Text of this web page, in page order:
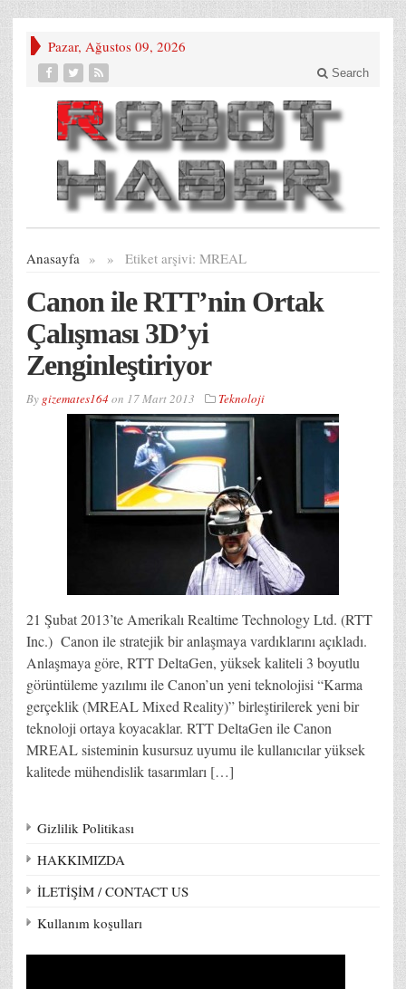
Pazar, Ağustos 09, 2026
Search
Anasayfa » Etiket arşivi:
» MREAL
Canon ile RTT’nin Ortak
Çalışması 3D’yi
Zenginleştiriyor
By gizemates164 on 17 Mart 2013 Teknoloji
21 Şubat 2013’te Amerikalı Realtime Technology Ltd. (RTT
Inc.) Canon ile stratejik bir anlaşmaya vardıklarını açıkladı.
Anlaşmaya göre, RTT DeltaGen, yüksek kaliteli 3 boyutlu
görüntüleme yazılımı ile Canon’un yeni teknolojisi “Karma
gerçeklik (MREAL Mixed Reality)” birleştirilerek yeni bir
teknoloji ortaya koyacaklar. RTT DeltaGen ile Canon
MREAL sisteminin kusursuz uyumu ile kullanıcılar yüksek
kalitede mühendislik tasarımları […]
Gizlilik Politikası
HAKKIMIZDA
İLETİŞİM / CONTACT US
Kullanım koşulları